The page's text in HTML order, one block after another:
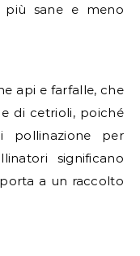
più sane e meno
api e farfalle, che
di cetrioli, poiché
pollinazione per
significano
a un raccolto